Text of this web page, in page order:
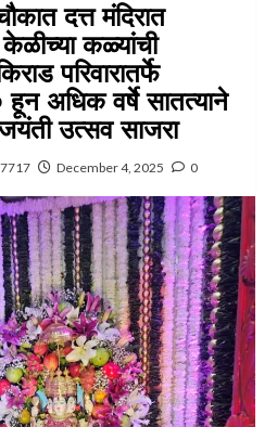
दत्त मंदिरात
कळ्यांची
परिवारातर्फे
अधिक वर्षे सातत्याने
उत्सव साजरा
December 4, 2025 0